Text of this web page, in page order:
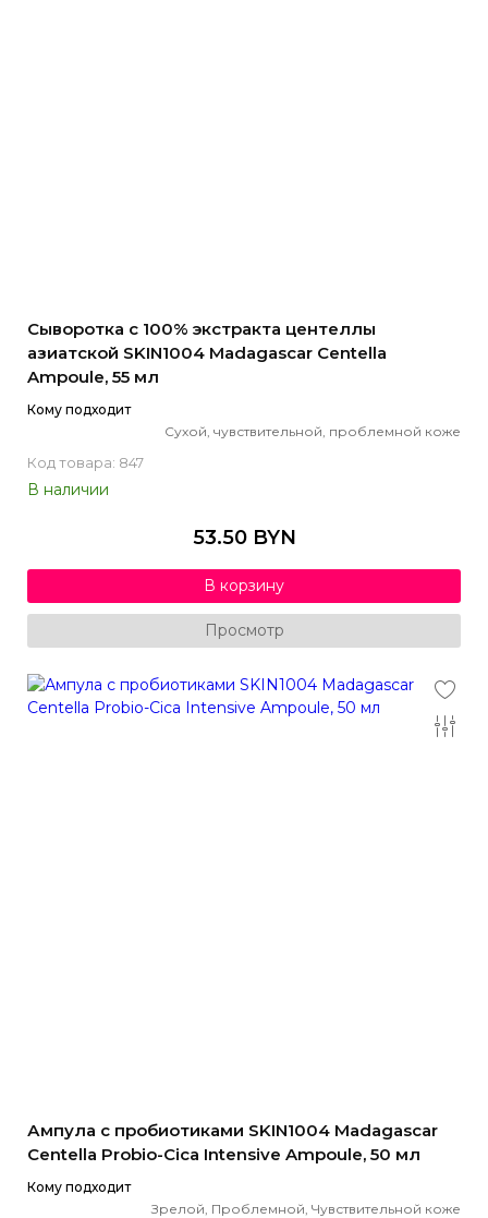
Сыворотка с 100% экстракта центеллы
азиатской SKIN1004 Madagascar Centella
Ampoule, 55 мл
Кому подходит
Сухой, чувствительной, проблемной коже
Код товара: 847
В наличии
53.50 BYN
В корзину
Просмотр
Ампула с пробиотиками SKIN1004 Madagascar
Centella Probio-Cica Intensive Ampoule, 50 мл
Кому подходит
Зрелой, Проблемной, Чувствительной коже